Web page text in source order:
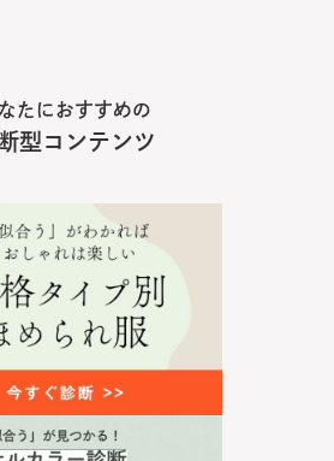
たにおすすめの
型コンテンツ